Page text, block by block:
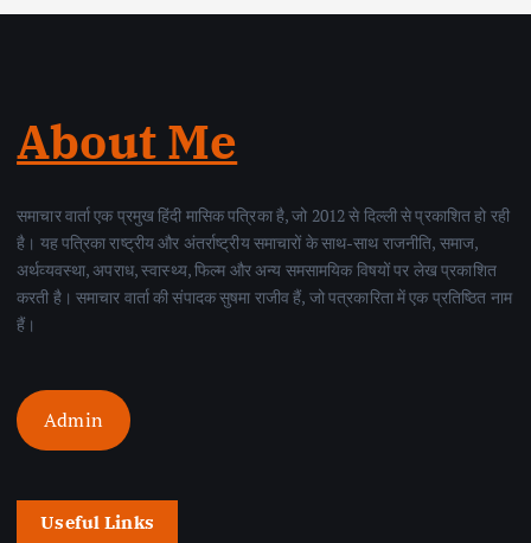
About Me
समाचार वार्ता एक प्रमुख हिंदी मासिक पत्रिका है, जो 2012 से दिल्ली से प्रकाशित हो रही
है। यह पत्रिका राष्ट्रीय और अंतर्राष्ट्रीय समाचारों के साथ-साथ राजनीति, समाज,
अर्थव्यवस्था, अपराध, स्वास्थ्य, फिल्म और अन्य समसामयिक विषयों पर लेख प्रकाशित
करती है। समाचार वार्ता की संपादक सुषमा राजीव हैं, जो पत्रकारिता में एक प्रतिष्ठित नाम
हैं।
Admin
Useful Links